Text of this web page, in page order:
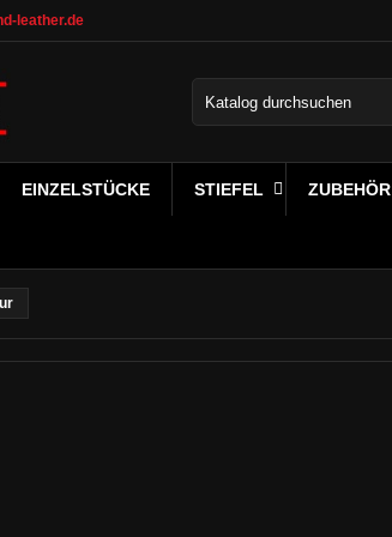
leather.de
EINZELSTÜCKE STIEFEL ZUBEHÖR